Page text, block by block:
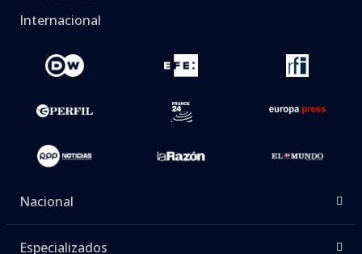
Internacional
Nacional
Especializados